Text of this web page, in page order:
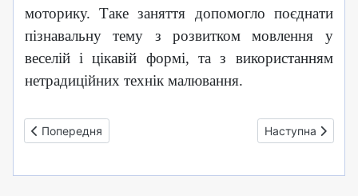
моторику.Таке заняття допомогло поєднати
пізнавальну тему з розвитком мовлення у
веселій і цікавій формі, та з використанням
нетрадиційних технік малювання.
Попередня стаття: Експерименти та дослідження
Попередня Наступна
Наступна